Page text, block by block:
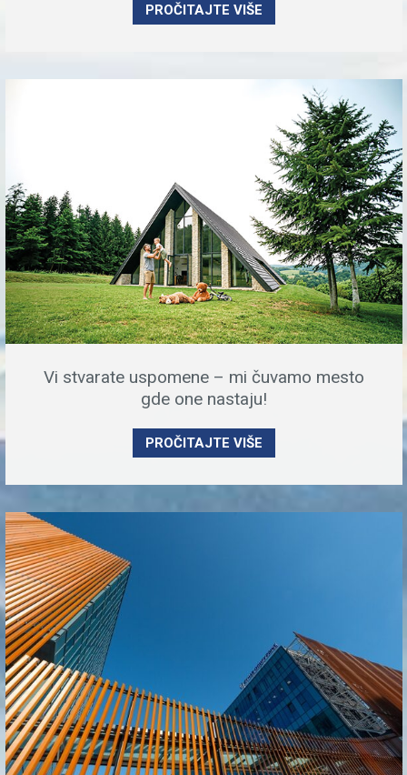
PROČITAJTE VIŠE
Vi stvarate uspomene – mi čuvamo mesto
gde one nastaju!
PROČITAJTE VIŠE